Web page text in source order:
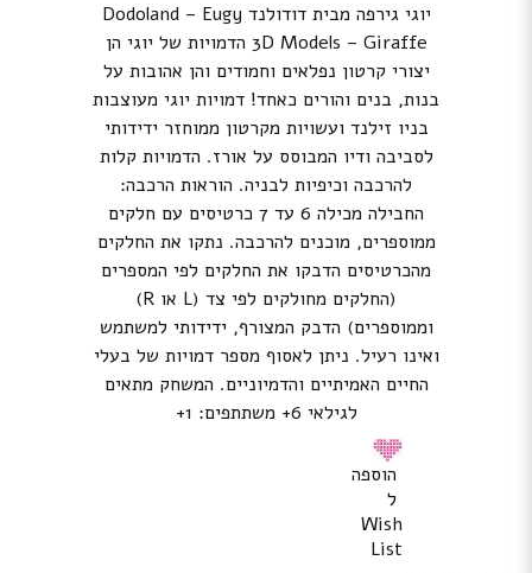
יוגי גירפה מבית דודולנד Dodoland – Eugy
3D Models – Giraffe הדמויות של יוגי הן
יצורי קרטון נפלאים וחמודים והן אהובות על
בנות, בנים והורים כאחד! דמויות יוגי מעוצבות
בניו זילנד ועשויות מקרטון ממוחזר ידידותי
לסביבה ודיו המבוסס על אורז. הדמויות קלות
להרכבה וכיפיות לבניה. הוראות הרכבה:
החבילה מכילה 6 עד 7 כרטיסים עם חלקים
ממוספרים, מוכנים להרכבה. נתקו את החלקים
מהכרטיסים הדבקו את החלקים לפי המספרים
(החלקים מחולקים לפי צד (L או R)
וממוספרים) הדבק המצורף, ידידותי למשתמש
ואינו רעיל. ניתן לאסוף מספר דמויות של בעלי
החיים האמיתיים והדמיוניים. המשחק מתאים
לגילאי 6+ משתתפים: 1+
הוספה
ל
Wish
List